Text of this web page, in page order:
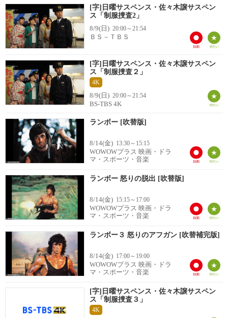
[字]日曜サスペンス・佐々木譲サスペン
ス「制服捜査2」
8/9(日) 20:00～21:54
ＢＳ－ＴＢＳ
[字]日曜サスペンス・佐々木譲サスペン
ス「制服捜査２」
4K
8/9(日) 20:00～21:54
BS-TBS 4K
ランボー [吹替版]
8/14(金) 13:30～15:15
WOWOWプラス 映画・ドラ
マ・スポーツ・音楽
ランボー 怒りの脱出 [吹替版]
8/14(金) 15:15～17:00
WOWOWプラス 映画・ドラ
マ・スポーツ・音楽
ランボー３ 怒りのアフガン [吹替補完版]
8/14(金) 17:00～19:00
WOWOWプラス 映画・ドラ
マ・スポーツ・音楽
[字]日曜サスペンス・佐々木譲サスペン
ス「制服捜査３」
4K